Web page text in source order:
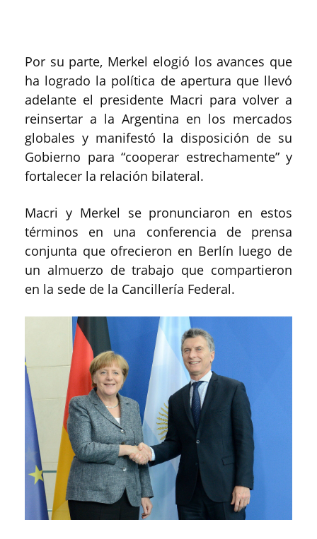
Por su parte, Merkel elogió los avances que
ha logrado la política de apertura que llevó
adelante el presidente Macri para volver a
reinsertar a la Argentina en los mercados
globales y manifestó la disposición de su
Gobierno para “cooperar estrechamente” y
fortalecer la relación bilateral.
Macri y Merkel se pronunciaron en estos
términos en una conferencia de prensa
conjunta que ofrecieron en Berlín luego de
un almuerzo de trabajo que compartieron
en la sede de la Cancillería Federal.